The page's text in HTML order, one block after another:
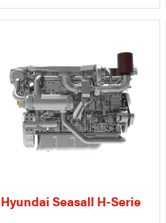
Hyundai Seasall H-Serie